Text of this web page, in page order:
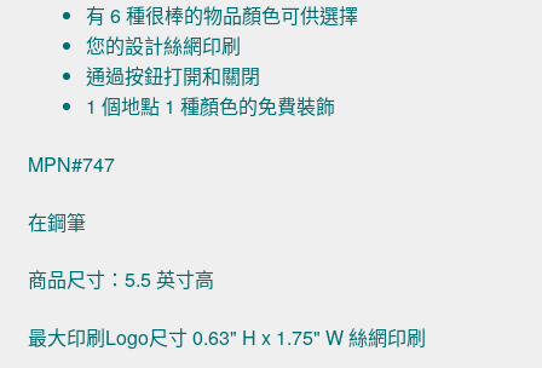
有 6 種很棒的物品顏色可供選擇
您的設計絲網印刷
通過按鈕打開和關閉
1 個地點 1 種顏色的免費裝飾
MPN#747
在鋼筆
商品尺寸：5.5 英寸高
最大印刷Logo尺寸 0.63" H x 1.75" W 絲網印刷